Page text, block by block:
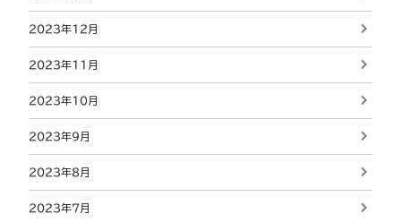
2023年12月
2023年11月
2023年10月
2023年9月
2023年8月
2023年7月